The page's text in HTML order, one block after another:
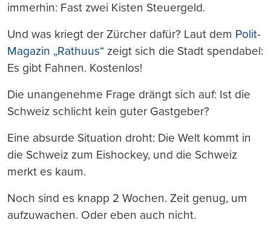
immerhin: Fast zwei Kisten Steuergeld.
Und was kriegt der Zürcher dafür? Laut dem Polit-
Magazin „Rathuus“ zeigt sich die Stadt spendabel:
Es gibt Fahnen. Kostenlos!
Die unangenehme Frage drängt sich auf: Ist die
Schweiz schlicht kein guter Gastgeber?
Eine absurde Situation droht: Die Welt kommt in
die Schweiz zum Eishockey, und die Schweiz
merkt es kaum.
Noch sind es knapp 2 Wochen. Zeit genug, um
aufzuwachen. Oder eben auch nicht.